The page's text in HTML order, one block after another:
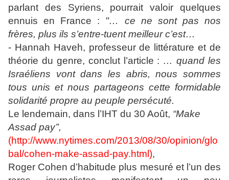
parlant des Syriens, pourrait valoir quelques
ennuis en France : "… ce ne sont pas nos
frères, plus ils s’entre-tuent meilleur c’est…
- Hannah Haveh, professeur de littérature et de
théorie du genre, conclut l’article : … quand les
Israéliens vont dans les abris, nous sommes
tous unis et nous partageons cette formidable
solidarité propre au peuple persécuté.
Le lendemain, dans l’IHT du 30 Août, “Make
Assad pay’’,
(http://www.nytimes.com/2013/08/30/opinion/glo
bal/cohen-make-assad-pay.html ),
Roger Cohen d’habitude plus mesuré et l’un des